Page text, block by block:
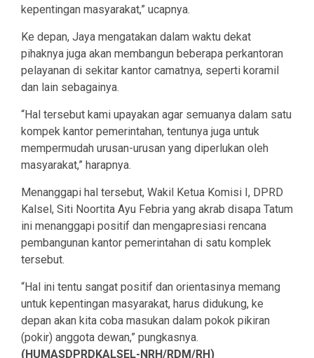
kepentingan masyarakat,” ucapnya.
Ke depan, Jaya mengatakan dalam waktu dekat
pihaknya juga akan membangun beberapa perkantoran
pelayanan di sekitar kantor camatnya, seperti koramil
dan lain sebagainya.
“Hal tersebut kami upayakan agar semuanya dalam satu
kompek kantor pemerintahan, tentunya juga untuk
mempermudah urusan-urusan yang diperlukan oleh
masyarakat,” harapnya.
Menanggapi hal tersebut, Wakil Ketua Komisi I, DPRD
Kalsel, Siti Noortita Ayu Febria yang akrab disapa Tatum
ini menanggapi positif dan mengapresiasi rencana
pembangunan kantor pemerintahan di satu komplek
tersebut.
“Hal ini tentu sangat positif dan orientasinya memang
untuk kepentingan masyarakat, harus didukung, ke
depan akan kita coba masukan dalam pokok pikiran
(pokir) anggota dewan,” pungkasnya.
(HUMASDPRDKALSEL-NRH/RDM/RH)